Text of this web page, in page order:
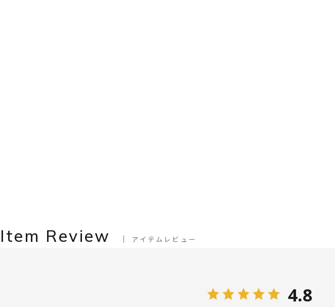
Item Review アイテムレビュー
4.8